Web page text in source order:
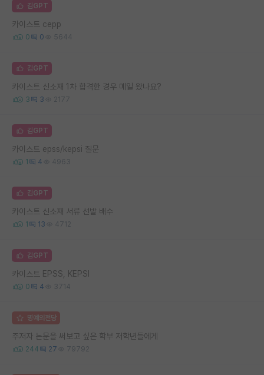
김GPT
카이스트 cepp
0 0 5644
김GPT
카이스트 신소재 1차 합격한 경우 메일 왔나요?
3 3 2177
김GPT
카이스트 epss/kepsi 질문
1 4 4963
김GPT
카이스트 신소재 서류 선발 배수
1 13 4712
김GPT
카이스트 EPSS, KEPSI
0 4 3714
명예의전당
주저자 논문을 써보고 싶은 학부 저학년들에게
244 27 79792